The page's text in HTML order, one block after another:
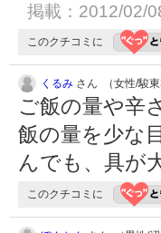
掲載：2012/02/
このクチコミに
くるみ さん （女性/駿東
ご飯の量や辛
飯の量を少な
んでも、具が
このクチコミに